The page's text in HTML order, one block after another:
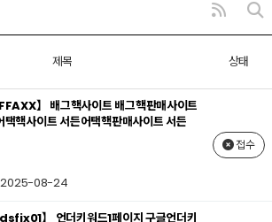
제목 상태
】 배그핵사이트 배그핵판매사이트
택핵사이트 서든어택핵판매사이트 서든
08-24
접수
】 언더키워드1페이지 구글언더키